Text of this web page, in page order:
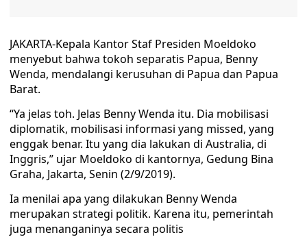
JAKARTA-Kepala Kantor Staf Presiden Moeldoko
menyebut bahwa tokoh separatis Papua, Benny
Wenda, mendalangi kerusuhan di Papua dan Papua
Barat.
“Ya jelas toh. Jelas Benny Wenda itu. Dia mobilisasi
diplomatik, mobilisasi informasi yang missed, yang
enggak benar. Itu yang dia lakukan di Australia, di
Inggris,” ujar Moeldoko di kantornya, Gedung Bina
Graha, Jakarta, Senin (2/9/2019).
Ia menilai apa yang dilakukan Benny Wenda
merupakan strategi politik. Karena itu, pemerintah
juga menanganinya secara politis